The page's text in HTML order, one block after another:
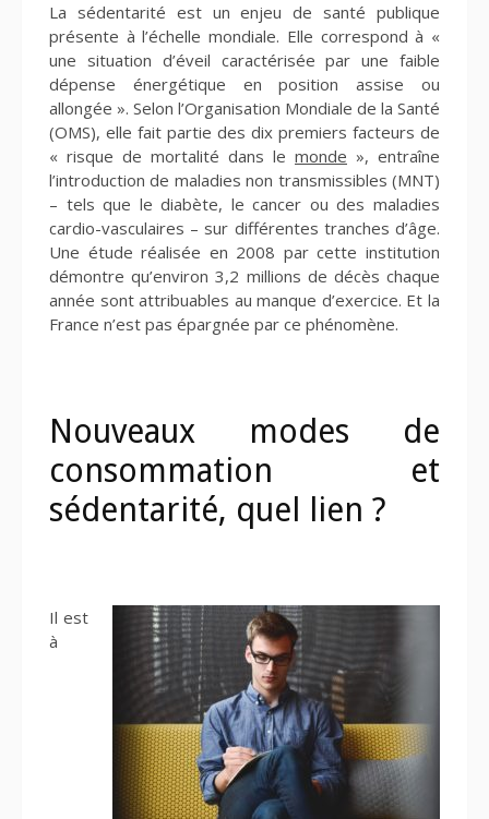
La sédentarité est un enjeu de santé publique
présente à l’échelle mondiale. Elle correspond à «
une situation d’éveil caractérisée par une faible
dépense énergétique en position assise ou
allongée ». Selon l’Organisation Mondiale de la Santé
(OMS), elle fait partie des dix premiers facteurs de
« risque de mortalité dans le monde », entraîne
l’introduction de maladies non transmissibles (MNT)
– tels que le diabète, le cancer ou des maladies
cardio-vasculaires – sur différentes tranches d’âge.
Une étude réalisée en 2008 par cette institution
démontre qu’environ 3,2 millions de décès chaque
année sont attribuables au manque d’exercice. Et la
France n’est pas épargnée par ce phénomène.
Nouveaux modes de
consommation et
sédentarité, quel lien ?
Il est
à